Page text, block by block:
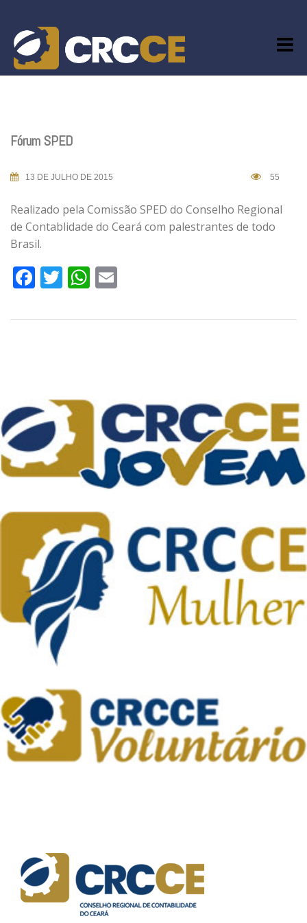
content
Fórum SPED
13 DE JULHO DE 2015 55
Realizado pela Comissão SPED do Conselho Regional
de Contablidade do Ceará com palestrantes de todo
Brasil.
Facebook
TwitterWhatsApp